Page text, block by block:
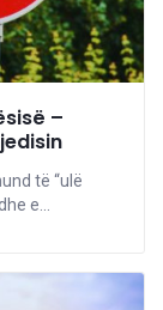
–
të “ulë
e...